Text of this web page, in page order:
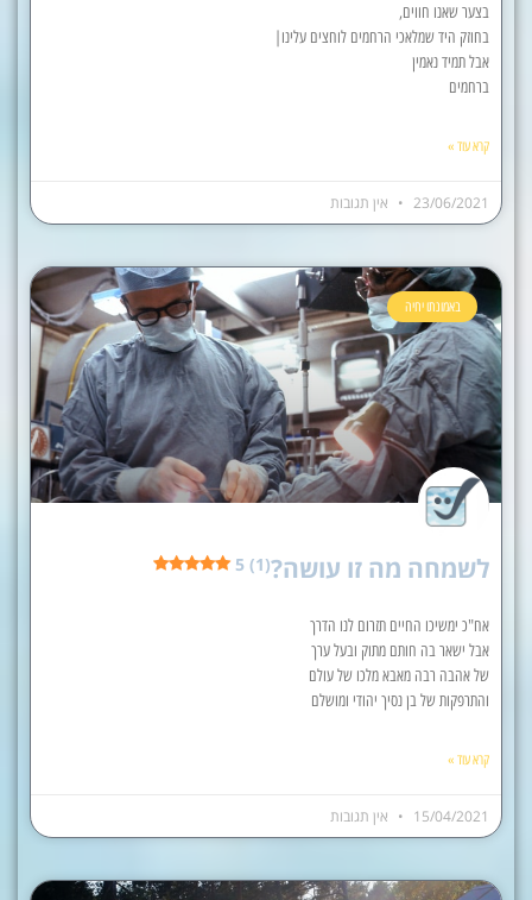
בצער שאנו חווים,
בחוזק היד שמלאכי הרחמים לוחצים עלינו|
אבל תמיד נאמין
ברחמים
קרא עוד »
23/06/2021 אין תגובות
באמונתו יחיה
לשמחה מה זו עושה?5 (1)
אח"כ ימשיכו החיים תזרום לנו הדרך
אבל ישאר בה חותם מתוק ובעל ערך
של אהבה רבה מאבא מלכו של עולם
והתרפקות של בן נסיך יהודי ומושלם
קרא עוד »
15/04/2021 אין תגובות